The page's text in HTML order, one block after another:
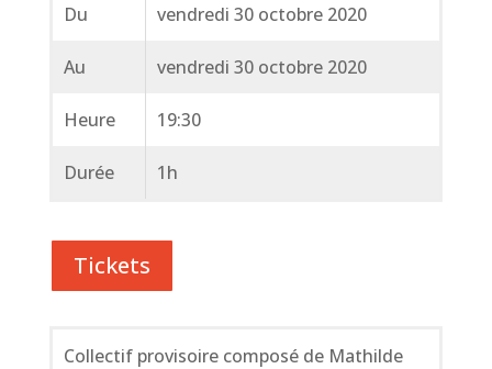
Du vendredi 30 octobre 2020
Au vendredi 30 octobre 2020
Heure 19:30
Durée 1h
Tickets
Collectif provisoire composé de Mathilde